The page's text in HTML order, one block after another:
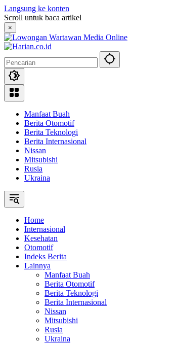
Langsung ke konten
Scroll untuk baca artikel
×
Manfaat Buah
Berita Otomotif
Berita Teknologi
Berita Internasional
Nissan
Mitsubishi
Rusia
Ukraina
Home
Internasional
Kesehatan
Otomotif
Indeks Berita
Lainnya
Manfaat Buah
Berita Otomotif
Berita Teknologi
Berita Internasional
Nissan
Mitsubishi
Rusia
Ukraina